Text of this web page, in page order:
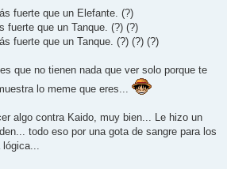
fuerte que un Elefante. (?)
fuerte que un Tanque. (?) (?)
fuerte que un Tanque. (?) (?) (?)
que no tienen nada que ver solo porque te
lo meme que eres...
algo contra Kaido, muy bien... Le hizo un
todo eso por una gota de sangre para los